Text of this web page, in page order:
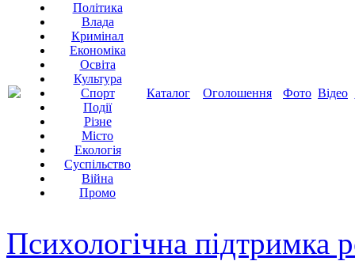
Політика
Влада
Кримінал
Економіка
Освіта
Культура
Спорт
Події
Різне
Місто
Екологія
Суспільство
Війна
Промо
Каталог Оголошення Фото Відео
Психологічна підтримка